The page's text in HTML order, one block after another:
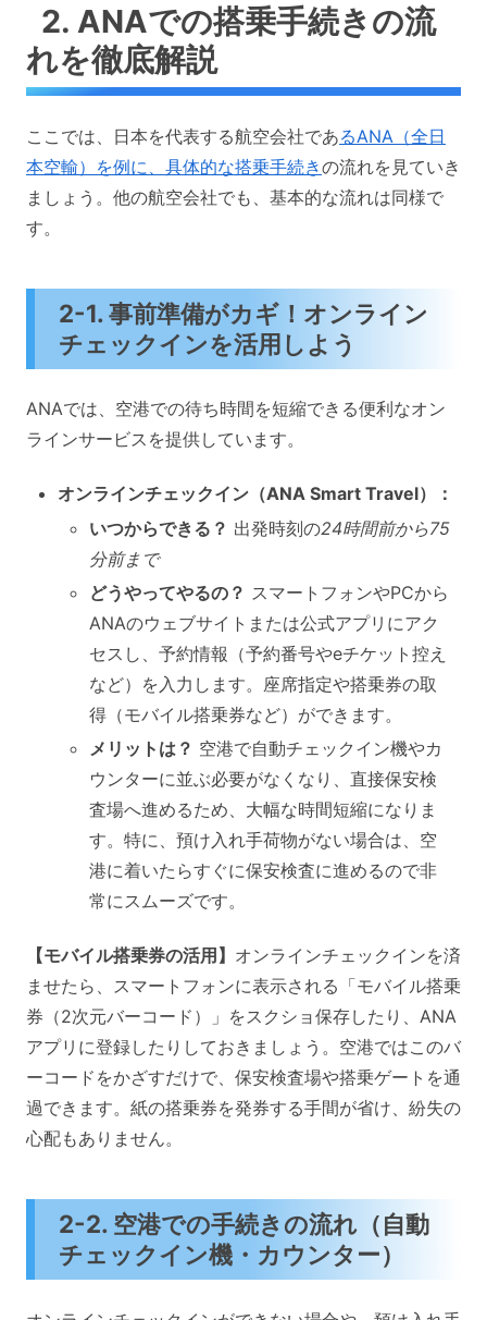
2. ANAでの搭乗手続きの流
れを徹底解説
ここでは、日本を代表する航空会社であるANA（全日
本空輸）を例に、具体的な搭乗手続きの流れを見ていき
ましょう。他の航空会社でも、基本的な流れは同様で
す。
2-1. 事前準備がカギ！オンライン
チェックインを活用しよう
ANAでは、空港での待ち時間を短縮できる便利なオン
ラインサービスを提供しています。
オンラインチェックイン（ANA Smart Travel）：
いつからできる？ 出発時刻の24時間前から75
分前まで
どうやってやるの？ スマートフォンやPCから
ANAのウェブサイトまたは公式アプリにアク
セスし、予約情報（予約番号やeチケット控え
など）を入力します。座席指定や搭乗券の取
得（モバイル搭乗券など）ができます。
メリットは？ 空港で自動チェックイン機やカ
ウンターに並ぶ必要がなくなり、直接保安検
査場へ進めるため、大幅な時間短縮になりま
す。特に、預け入れ手荷物がない場合は、空
港に着いたらすぐに保安検査に進めるので非
常にスムーズです。
【モバイル搭乗券の活用】 オンラインチェックインを済
ませたら、スマートフォンに表示される「モバイル搭乗
券（2次元バーコード）」をスクショ保存したり、ANA
アプリに登録したりしておきましょう。空港ではこのバ
ーコードをかざすだけで、保安検査場や搭乗ゲートを通
過できます。紙の搭乗券を発券する手間が省け、紛失の
心配もありません。
2-2. 空港での手続きの流れ（自動
チェックイン機・カウンター）